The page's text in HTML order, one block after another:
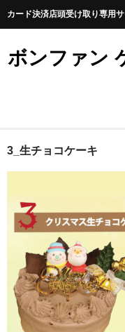
カード決済店頭受け取り専用サ
ボンファン
ホーム
ショートケーキ
ショートケーキ
ショートケーキ
ショートケーキ
トリフルガナッシュ
3_生チョコケーキ